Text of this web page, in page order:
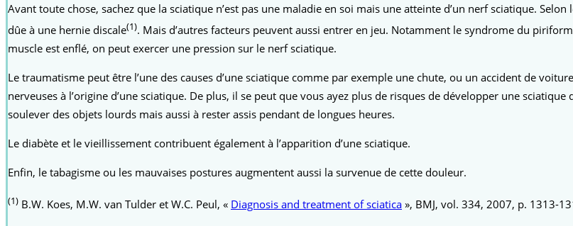
Avant toute chose, sachez que la sciatique n’est pas une maladie en soi mais une atteinte d’un nerf sciatique.
dûe à une hernie discale(1). Mais d’autres facteurs peuvent aussi entrer en jeu. Notamment le syndrome du
muscle est enflé, on peut exercer une pression sur le nerf sciatique.
Le traumatisme peut être l’une des causes d’une sciatique comme par exemple une chute, ou un accident de
nerveuses à l’origine d’une sciatique. De plus, il se peut que vous ayez plus de risques de développer une
soulever des objets lourds mais aussi à rester assis pendant de longues heures.
Le diabète et le vieillissement contribuent également à l’apparition d’une sciatique.
Enfin, le tabagisme ou les mauvaises postures augmentent aussi la survenue de cette douleur.
(1) B.W. Koes, M.W. van Tulder et W.C. Peul, « Diagnosis and treatment of sciatica », BMJ, vol. 334,‎ 2007, p. 1313-